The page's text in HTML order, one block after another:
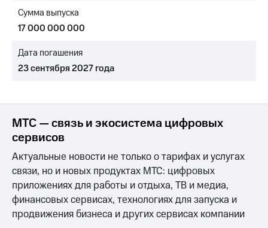
Пригласить
спикера
и акционерам
Корпоративное
управление
секретарь
Раскрытие
информации
Информация
акционерам
Документы
ПАО
"МТС"
Собрания
акционеров
Личный
Сумма выпуска
17 000 000 000
Дата погашения
23 сентября 2027 года
МТС — связь и экосистема цифровых
сервисов
Актуальные новости не только о тарифах и услугах
связи, но и новых продуктах МТС: цифровых
приложениях для работы и отдыха, ТВ и медиа,
финансовых сервисах, технологиях для запуска и
продвижения бизнеса и других сервисах компании